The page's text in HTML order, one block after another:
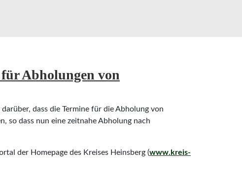
Abholungen von
dass die Termine für die Abholung von
dass nun eine zeitnahe Abholung nach
der Homepage des Kreises Heinsberg (www.kreis-